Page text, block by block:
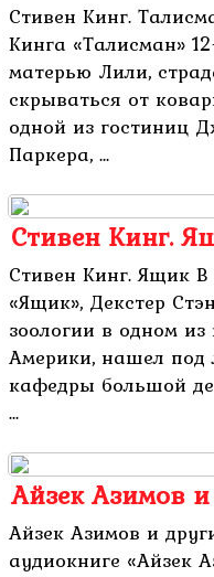
Стивен Кинг.
Кинга «Талисман»
матерью Лили,
скрываться от
одной из гостиниц
Паркера, ...
Стивен Кинг.
Стивен Кинг. Ящик
«Ящик», Декстер
зоологии в одном
Америки, нашел под
кафедры большой
...
Айзек Азимов и
Айзек Азимов и
аудиокниге «Айзек